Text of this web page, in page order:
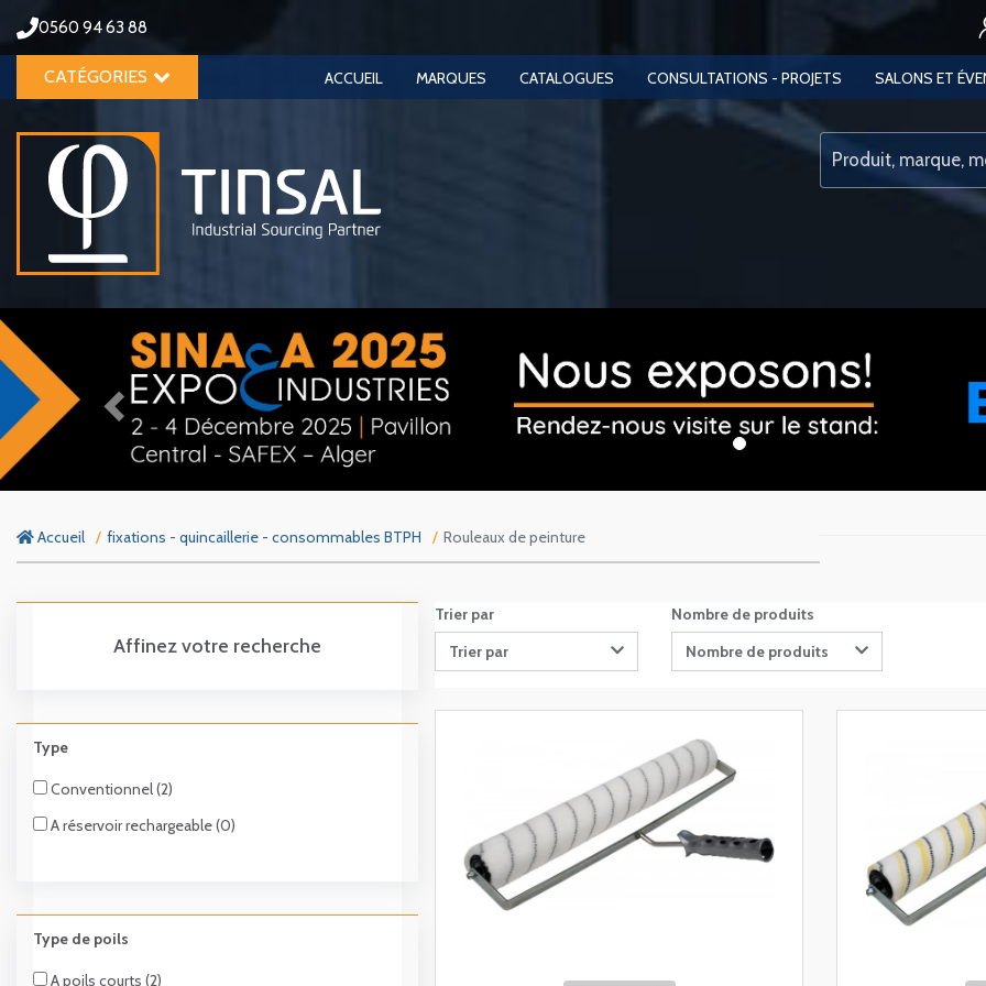
0560 94 63 88
CATÉGORIES ACCUEIL MARQUES CATALOGUES CONSULTATIONS - PROJETS SALONS ET
Previous
Accueil fixations - quincaillerie - consommables BTPH Rouleaux de peinture
Affinez votre recherche
Type
Conventionnel (2)
A réservoir rechargeable (0)
Type de poils
A poils courts (2)
Trier par
Trier par
Nombre de produits
Nombre de produits